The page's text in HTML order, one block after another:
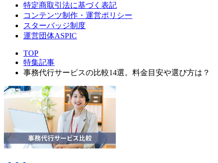
特定商取引法に基づく表記
コンテンツ制作・運営ポリシー
スターバッジ制度
運営団体ASPIC
TOP
特集記事
事務代行サービスの比較14選。料金目安や選び方は？